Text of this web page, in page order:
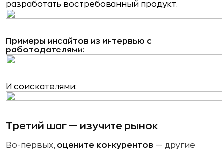
разработать востребованный продукт.
Примеры инсайтов из интервью с
работодателями:
И соискателями:
Третий шаг — изучите рынок
Во-первых, оцените конкурентов — другие